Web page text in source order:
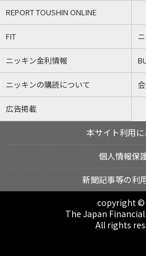
REPORT TOUSHIN ONLINE
FIT
ニッキン金利情報
ニッキンの購読について
広告掲載
本サイト利用に
個人情報保
新聞記事等の利
copyright ©
The Japan Financial
All rights